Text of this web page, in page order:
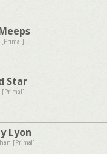
[Primal]
Star
[Primal]
Lyon
[Primal]